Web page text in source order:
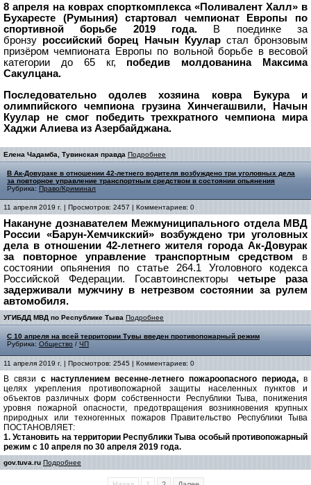
8 апреля на коврах спорткомплекса «Поливалент Халл» в
Бухаресте (Румыния) стартовал чемпионат Европы по
спортивной борьбе 2019 года. В поединке за
бронзу российский борец Начын Куулар стал бронзовым
призёром чемпионата Европы по вольной борьбе в весовой
категории до 65 кг, победив молдованина Максима
Сакулцана.
Последовательно одолев хозяина ковра Букура и
олимпийского чемпиона грузина Хинчегашвили, Начын
Куулар не смог победить трехкратного чемпиона мира
Хаджи Алиева из Азербайджана.
Елена Чадамба, Тувинская правда Подробнее
В Ак-Довураке в отношении 42-летнего водителя возбуждено три уголовных дела
за повторное управление транспортным средством в состоянии опьянения
Рубрика: Право/Криминал
11 апреля 2019 г. | Просмотров: 2457 | Комментариев: 0
Накануне дознавателем Межмуниципального отдела МВД
России «Барун-Хемчикский» возбуждено три уголовных
дела в отношении 42-летнего жителя города Ак-Довурак
за повторное управление транспортным средством в
состоянии опьянения по статье 264.1 Уголовного кодекса
Российской Федерации. Госавтоинспекторы четыре раза
задерживали мужчину в нетрезвом состоянии за рулем
автомобиля.
УГИБДД МВД по Республике Тыва Подробнее
C 10 апреля на всей территории Тувы введен противопожарный режим
Рубрика: Общество / ЧП
11 апреля 2019 г. | Просмотров: 2545 | Комментариев: 0
В связи с наступлением весенне-летнего пожароопасного периода,в
целях укрепления противопожарной защиты населенных пунктов и
объектов различных форм собственности Республики Тыва, понижения
уровня пожарной опасности, предотвращения возникновения крупных
природных или техногенных пожаров Правительство Республики Тыва
ПОСТАНОВЛЯЕТ:
1. Установить на территории Республики Тыва особый противопожарный
режим с 10 апреля по 30 апреля 2019 года.
gov.tuva.ru Подробнее